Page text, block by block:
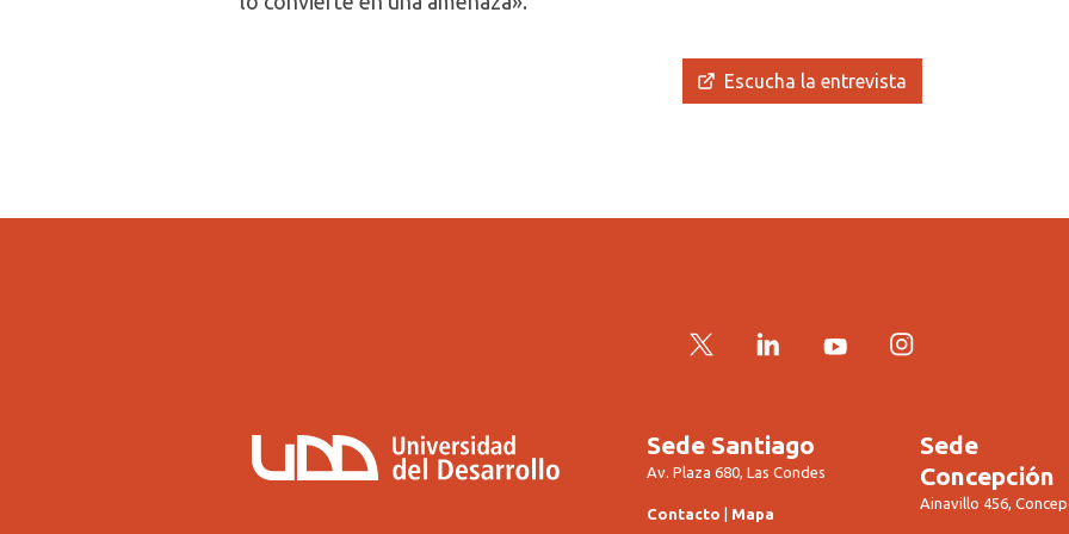
Escucha la entrevista
Twitter LinkedInYouTubeInstagram
Sede Santiago
Av. Plaza 680, Las Condes
Contacto Mapa
Sede
Concepción
Ainavillo 456,